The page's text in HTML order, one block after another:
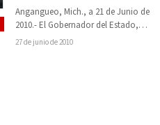
Monarca en Angangueo
Angangueo, Mich., a 21 de Junio de
2010.- El Gobernador del Estado,
Leonel Godoy Rangel, acompañado
27 de junio de 2010